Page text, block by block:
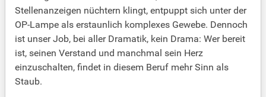
Stellenanzeigen nüchtern klingt, entpuppt sich unter der
OP-Lampe als erstaunlich komplexes Gewebe. Dennoch
ist unser Job, bei aller Dramatik, kein Drama: Wer bereit
ist, seinen Verstand und manchmal sein Herz
einzuschalten, findet in diesem Beruf mehr Sinn als
Staub.